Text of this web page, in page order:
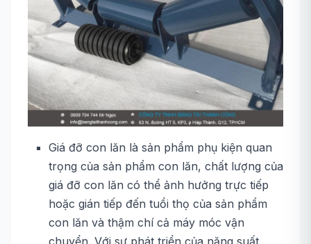
Giá đỡ con lăn là sản phẩm phụ kiện quan
trọng của sản phẩm con lăn, chất lượng của
giá đỡ con lăn có thể ảnh hưởng trực tiếp
hoặc gián tiếp đến tuổi thọ của sản phẩm
con lăn và thậm chí cả máy móc vận